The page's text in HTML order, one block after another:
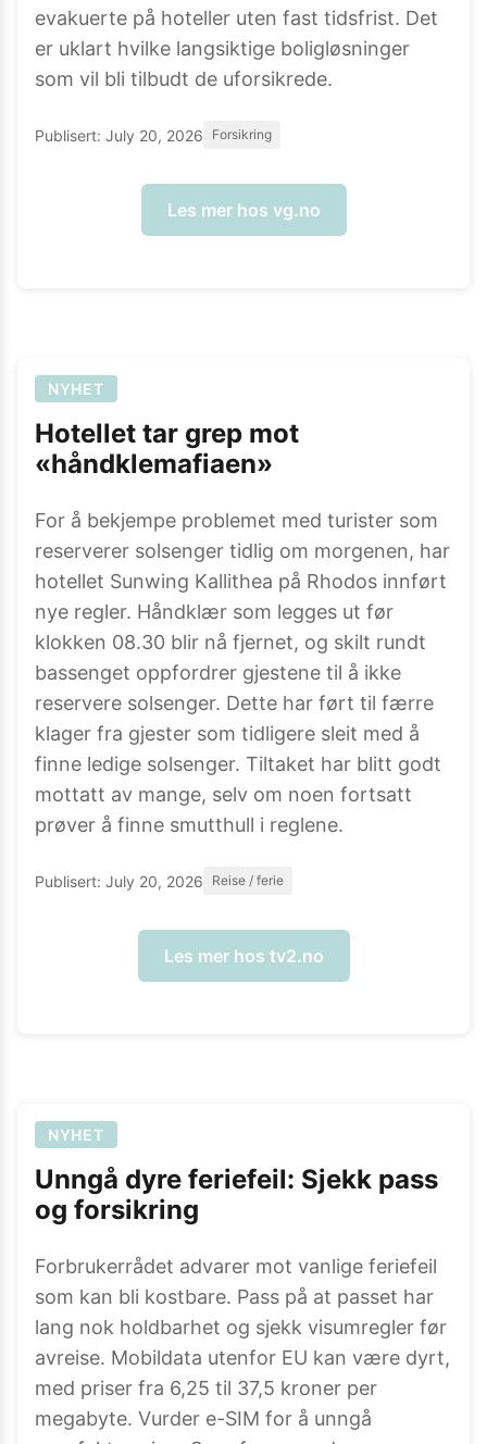
evakuerte på hoteller uten fast tidsfrist. Det
er uklart hvilke langsiktige boligløsninger
som vil bli tilbudt de uforsikrede.
Publisert: July 20, 2026 Forsikring
Les mer hos vg.no
NYHET
Hotellet tar grep mot
«håndklemafiaen»
For å bekjempe problemet med turister som
reserverer solsenger tidlig om morgenen, har
hotellet Sunwing Kallithea på Rhodos innført
nye regler. Håndklær som legges ut før
klokken 08.30 blir nå fjernet, og skilt rundt
bassenget oppfordrer gjestene til å ikke
reservere solsenger. Dette har ført til færre
klager fra gjester som tidligere sleit med å
finne ledige solsenger. Tiltaket har blitt godt
mottatt av mange, selv om noen fortsatt
prøver å finne smutthull i reglene.
Publisert: July 20, 2026 Reise / ferie
Les mer hos tv2.no
NYHET
Unngå dyre feriefeil: Sjekk pass
og forsikring
Forbrukerrådet advarer mot vanlige feriefeil
som kan bli kostbare. Pass på at passet har
lang nok holdbarhet og sjekk visumregler før
avreise. Mobildata utenfor EU kan være dyrt,
med priser fra 6,25 til 37,5 kroner per
megabyte. Vurder e-SIM for å unngå